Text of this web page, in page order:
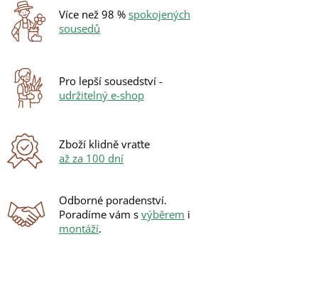
d
a
r
u
Více než 98 % spokojených
sousedů
Pro lepší sousedství -
udržitelný e-shop
Zboží klidně vraťte
až za 100 dní
Odborné poradenství.
Poradíme vám s výběrem i
montáží.